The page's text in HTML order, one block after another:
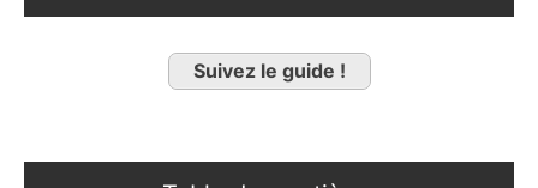
Suivez le guide !